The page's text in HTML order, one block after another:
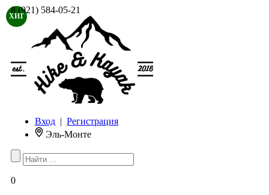
8 (921) 584-05-21
Вход | Регистрация
Эль-Монте
0
ХИТ